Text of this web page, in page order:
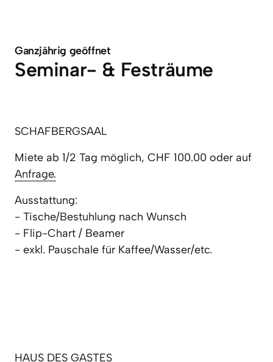
Ganzjährig geöffnet
Seminar- & Festräume
SCHAFBERGSAAL
Anfrage.
Ausstattung:
- Tische/Bestuhlung nach Wunsch
- Flip-Chart / Beamer
- exkl. Pauschale für Kaffee/Wasser/etc.
HAUS DES GASTES